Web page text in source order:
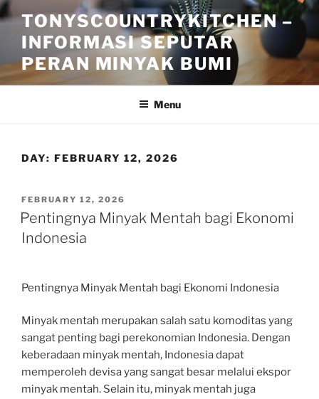
Skip
to
content
TONYSCOUNTRYKITCHEN –
INFORMASI SEPUTAR
PERAN MINYAK BUMI
Menu
DAY: FEBRUARY 12, 2026
POSTED
ON
FEBRUARY 12, 2026
Pentingnya Minyak Mentah bagi Ekonomi
Indonesia
Pentingnya Minyak Mentah bagi Ekonomi Indonesia
Minyak mentah merupakan salah satu komoditas yang
sangat penting bagi perekonomian Indonesia. Dengan
keberadaan minyak mentah, Indonesia dapat
memperoleh devisa yang sangat besar melalui ekspor
minyak mentah. Selain itu, minyak mentah juga